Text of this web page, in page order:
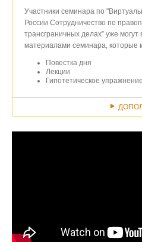
Участники семинара по
России Сотрудничество по
трансграничных делах” уже могут
материалами семинара, которые
Повестка дня
Лекции
Гипотетическое упражнение